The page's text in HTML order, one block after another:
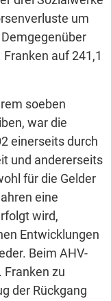
um
auf 241,1
soeben
war die
einerseits durch
und andererseits
für die Gelder
eine
wird,
Entwicklungen
Beim AHV-
Franken zu
der Rückgang